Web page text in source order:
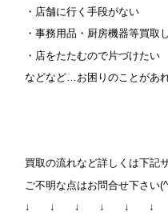
・店舗に行く手段がない
・事務用品・厨房機器等買取
・店をたたむので片づけたい
などなど…お困りのことがあ
買取の流れなど詳しくは下記
ご不明な点はお問合せ下さい
↓ ↓ ↓ ↓ ↓ ↓